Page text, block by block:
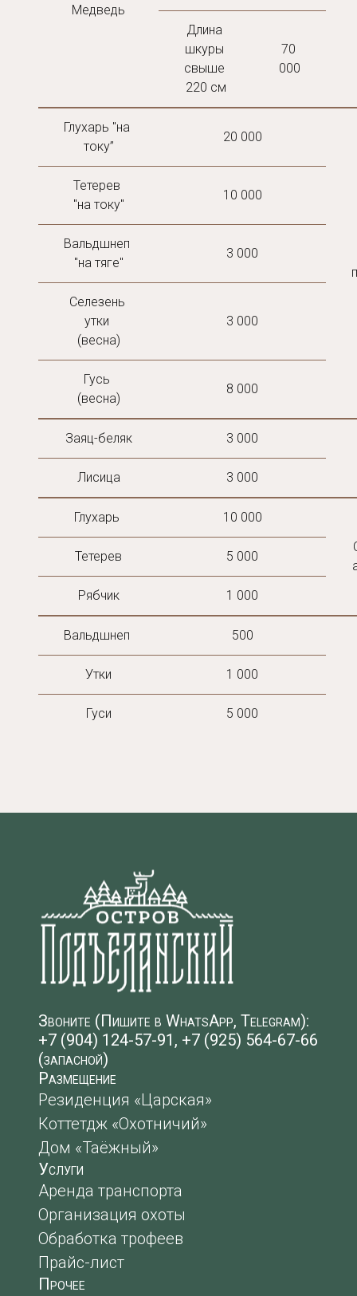
Медведь
Длина
шкуры
свыше
220 см
70
000
Глухарь "на
току”
20 000
Тетерев
"на току"
10 000
Вальдшнеп
"на тяге"
3 000
Селезень
утки
(весна)
3 000
Гусь
(весна)
8 000
Заяц-беляк 3 000
Лисица 3 000
Глухарь
10 000
Тетерев 5 000
Рябчик 1 000
Вальдшнеп 500
Утки 1 000
Гуси 5 000
Звоните (Пишите в WhatsApp, Telegram):
+7 (904) 124-57-91, +7 (925) 564-67-66
(запасной)
Размещение
Резиденция «Царская»
Коттетдж «Охотничий»
Дом «Таёжный»
Услуги
Аренда транспорта
Организация охоты
Обработка трофеев
Прайс-лист
Прочее